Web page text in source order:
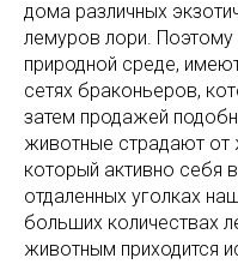
дома различных
лемуров лори. Поэтому
природной среде,
сетях браконьеров,
затем продажей
животные страдают от
который активно себя
отдаленных уголках
больших количествах
животным приходится